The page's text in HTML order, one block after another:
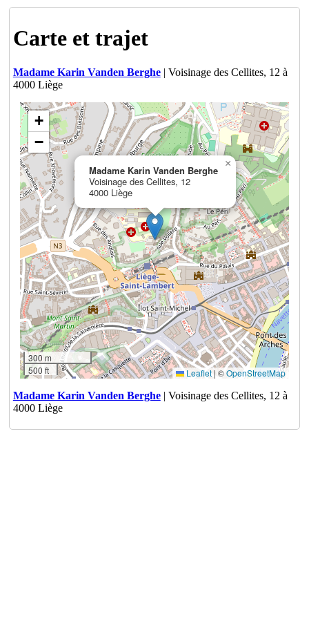
Carte et trajet
Madame Karin Vanden Berghe| Voisinage des Cellites, 12 à
4000 Liège
Madame Karin Vanden Berghe
Voisinage des Cellites, 12
4000 Liège
×
+
−
300 m
500 ft
Leaflet | ©OpenStreetMap
Madame Karin Vanden Berghe| Voisinage des Cellites, 12 à
4000 Liège